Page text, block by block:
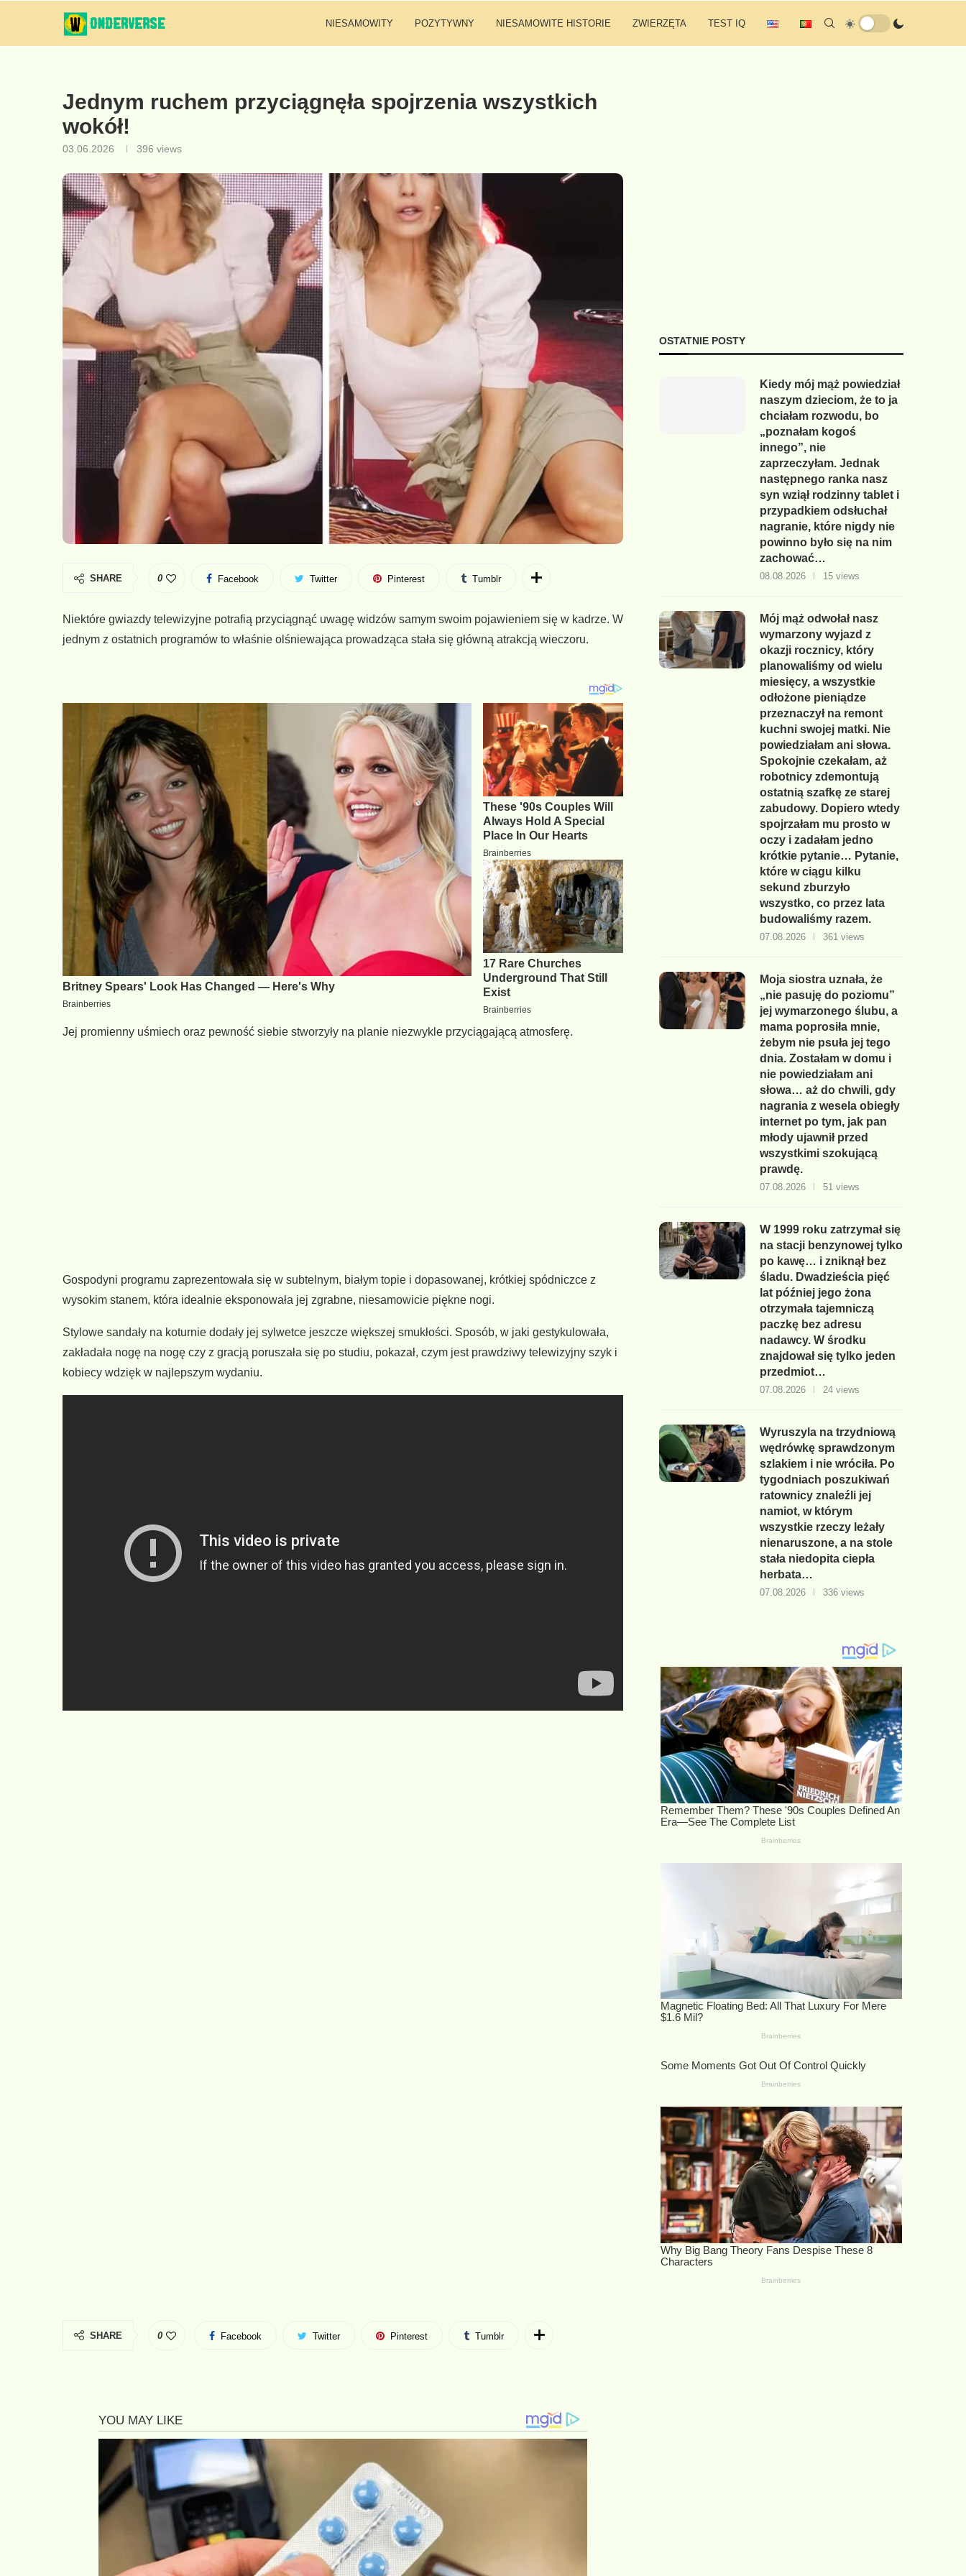
NIESAMOWITY POZYTYWNY NIESAMOWITE HISTORIE ZWIERZĘTA TEST IQ
Jednym ruchem przyciągnęła spojrzenia wszystkich
wokół!
03.06.2026 396 views
SHARE 0 Facebook Twitter Pinterest Tumblr
Niektóre gwiazdy telewizyjne potrafią przyciągnąć uwagę widzów samym swoim pojawieniem się w kadrze. W
jednym z ostatnich programów to właśnie olśniewająca prowadząca stała się główną atrakcją wieczoru.
Jej promienny uśmiech oraz pewność siebie stworzyły na planie niezwykle przyciągającą atmosferę.
Gospodyni programu zaprezentowała się w subtelnym, białym topie i dopasowanej, krótkiej spódniczce z
wysokim stanem, która idealnie eksponowała jej zgrabne, niesamowicie piękne nogi.
Stylowe sandały na koturnie dodały jej sylwetce jeszcze większej smukłości. Sposób, w jaki gestykulowała,
zakładała nogę na nogę czy z gracją poruszała się po studiu, pokazał, czym jest prawdziwy telewizyjny szyk i
kobiecy wdzięk w najlepszym wydaniu.
SHARE 0 Facebook Twitter Pinterest Tumblr
OSTATNIE POSTY
Kiedy mój mąż powiedział
naszym dzieciom, że to ja
chciałam rozwodu, bo
„poznałam kogoś
innego”, nie
zaprzeczyłam. Jednak
następnego ranka nasz
syn wziął rodzinny tablet i
przypadkiem odsłuchał
nagranie, które nigdy nie
powinno było się na nim
zachować…
08.08.2026 15 views
Mój mąż odwołał nasz
wymarzony wyjazd z
okazji rocznicy, który
planowaliśmy od wielu
miesięcy, a wszystkie
odłożone pieniądze
przeznaczył na remont
kuchni swojej matki. Nie
powiedziałam ani słowa.
Spokojnie czekałam, aż
robotnicy zdemontują
ostatnią szafkę ze starej
zabudowy. Dopiero wtedy
spojrzałam mu prosto w
oczy i zadałam jedno
krótkie pytanie… Pytanie,
które w ciągu kilku
sekund zburzyło
wszystko, co przez lata
budowaliśmy razem.
07.08.2026 361 views
Moja siostra uznała, że
„nie pasuję do poziomu”
jej wymarzonego ślubu, a
mama poprosiła mnie,
żebym nie psuła jej tego
dnia. Zostałam w domu i
nie powiedziałam ani
słowa… aż do chwili, gdy
nagrania z wesela obiegły
internet po tym, jak pan
młody ujawnił przed
wszystkimi szokującą
prawdę.
07.08.2026 51 views
W 1999 roku zatrzymał się
na stacji benzynowej tylko
po kawę… i zniknął bez
śladu. Dwadzieścia pięć
lat później jego żona
otrzymała tajemniczą
paczkę bez adresu
nadawcy. W środku
znajdował się tylko jeden
przedmiot…
07.08.2026 24 views
Wyruszyla na trzydniową
wędrówkę sprawdzonym
szlakiem i nie wróciła. Po
tygodniach poszukiwań
ratownicy znaleźli jej
namiot, w którym
wszystkie rzeczy leżały
nienaruszone, a na stole
stała niedopita ciepła
herbata…
07.08.2026 336 views